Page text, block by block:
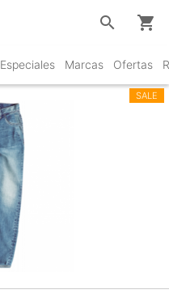
Especiales Marcas Ofertas
search shopping_cart
SALE